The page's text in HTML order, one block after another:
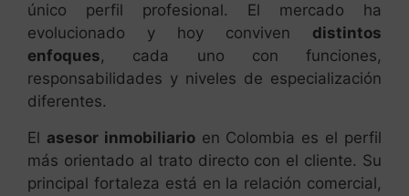
único perfil profesional. El mercado ha
evolucionado y hoy conviven distintos
enfoques, cada uno con funciones,
responsabilidades y niveles de especialización
diferentes.
El asesor inmobiliarioen Colombia es el perfil
más orientado al trato directo con el cliente. Su
principal fortaleza está en la relación comercial,